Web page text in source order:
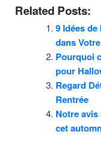
Related Posts:
9 Idées
dans
Pourquoi
pour
Regard
Rentrée
Notre
cet